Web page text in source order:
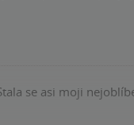
se asi moji